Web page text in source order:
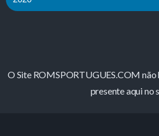
O Site ROMSPORTUGUES.COM não
presente aqui no